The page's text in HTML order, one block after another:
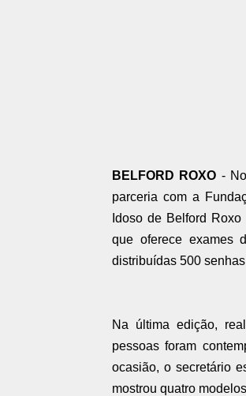
BELFORD ROXO -
parceria com a
Idoso de Belford
que oferece exames
distribuídas 500
Na última edição,
pessoas foram
ocasião, o secretário
mostrou quatro